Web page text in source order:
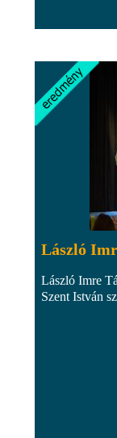
László
László Imre
Szent István